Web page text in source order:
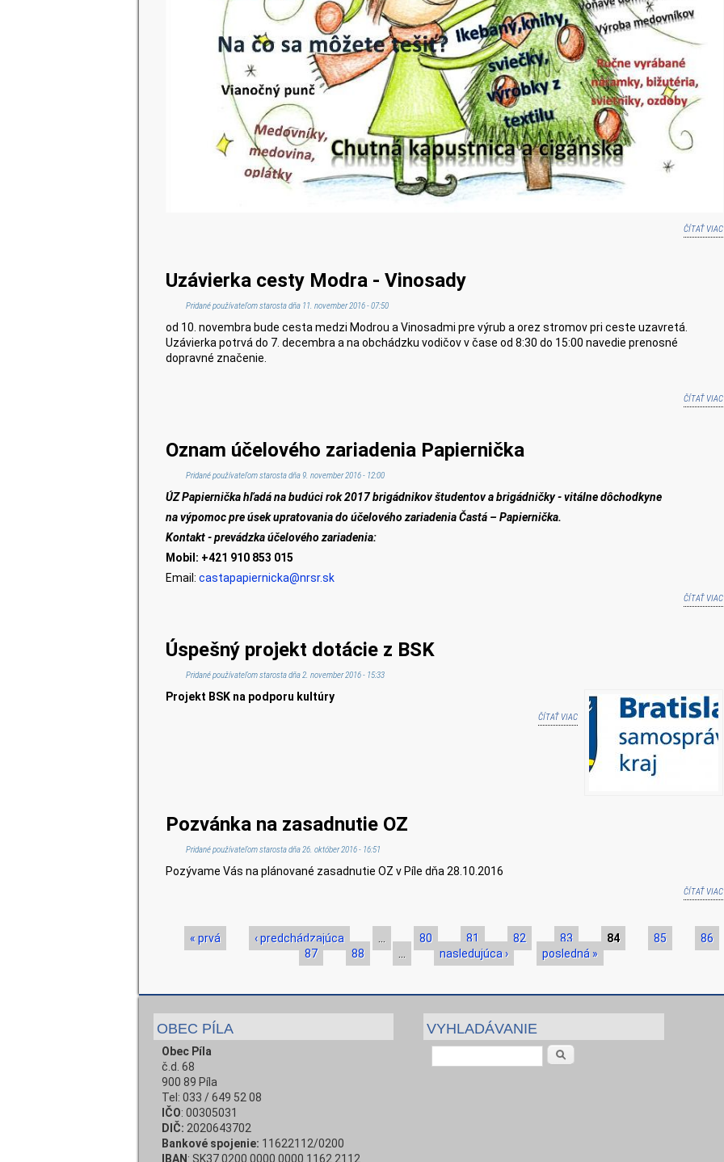
ČÍTAŤ VIAC
Uzávierka cesty Modra - Vinosady
Pridané používateľomstarostadňa 11. november 2016 - 07:50
od 10. novembra bude cesta medzi Modrou a Vinosadmi pre výrub a orez stromov pri ceste uzavretá.
Uzávierka potrvá do 7. decembra a na obchádzku vodičov v čase od 8:30 do 15:00 navedie prenosné
dopravné značenie.
ČÍTAŤ VIAC
Oznam účelového zariadenia Papiernička
Pridané používateľomstarostadňa 9. november 2016 - 12:00
ÚZ Papiernička hľadá na budúci rok 2017 brigádnikov študentov a brigádničky - vitálne dôchodkyne
na výpomoc pre úsek upratovania do účelového zariadenia Častá – Papiernička.
Kontakt - prevádzka účelového zariadenia:
Mobil: +421 910 853 015
Email:castapapiernicka@nrsr.sk
ČÍTAŤ VIAC
Úspešný projekt dotácie z BSK
Pridané používateľomstarostadňa 2. november 2016 - 15:33
Projekt BSK na podporu kultúry
ČÍTAŤ VIAC O ÚSPEŠNÝ PROJEKT DOTÁCIE Z BSK
Pozvánka na zasadnutie OZ
Pridané používateľomstarostadňa 26. október 2016 - 16:51
Pozývame Vás na plánované zasadnutie OZ v Píle dňa 28.10.2016
ČÍTAŤ VIAC
Stránky
« prvá ‹ predchádzajúca 80 81 82 83 84 85
86
87
88 nasledujúca › posledná »
OBEC PÍLA
Obec Píla
č.d. 68
900 89 Píla
Tel: 033 / 649 52 08
IČO: 00305031
DIČ: 2020643702
Bankové spojenie: 11622112/0200
IBAN : SK37 0200 0000 0000 1162 2112
VYHLADÁVANIE